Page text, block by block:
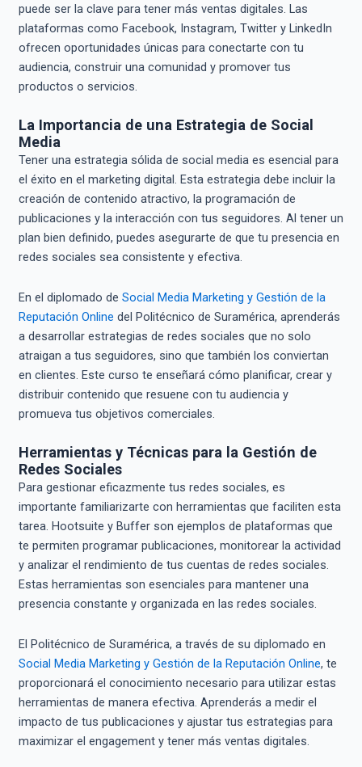
puede ser la clave para tener más ventas digitales. Las
plataformas como Facebook, Instagram, Twitter y LinkedIn
ofrecen oportunidades únicas para conectarte con tu
audiencia, construir una comunidad y promover tus
productos o servicios.
La Importancia de una Estrategia de Social
Media
Tener una estrategia sólida de social media es esencial para
el éxito en el marketing digital. Esta estrategia debe incluir la
creación de contenido atractivo, la programación de
publicaciones y la interacción con tus seguidores. Al tener un
plan bien definido, puedes asegurarte de que tu presencia en
redes sociales sea consistente y efectiva.
En el diplomado de Social Media Marketing y Gestión de la
Reputación Online del Politécnico de Suramérica, aprenderás
a desarrollar estrategias de redes sociales que no solo
atraigan a tus seguidores, sino que también los conviertan
en clientes. Este curso te enseñará cómo planificar, crear y
distribuir contenido que resuene con tu audiencia y
promueva tus objetivos comerciales.
Herramientas y Técnicas para la Gestión de
Redes Sociales
Para gestionar eficazmente tus redes sociales, es
importante familiarizarte con herramientas que faciliten esta
tarea. Hootsuite y Buffer son ejemplos de plataformas que
te permiten programar publicaciones, monitorear la actividad
y analizar el rendimiento de tus cuentas de redes sociales.
Estas herramientas son esenciales para mantener una
presencia constante y organizada en las redes sociales.
El Politécnico de Suramérica, a través de su diplomado en
Social Media Marketing y Gestión de la Reputación Online, te
proporcionará el conocimiento necesario para utilizar estas
herramientas de manera efectiva. Aprenderás a medir el
impacto de tus publicaciones y ajustar tus estrategias para
maximizar el engagement y tener más ventas digitales.